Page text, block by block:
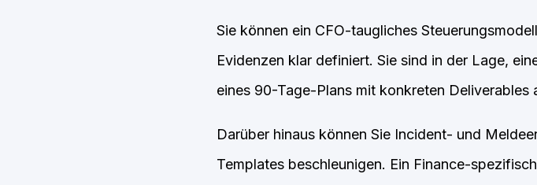
Sie können ein CFO-taugliches
Evidenzen klar definiert. Sie sind in der Lage,
eines 90-Tage-Plans mit konkreten Deliverables
Darüber hinaus können Sie Incident- und
Templates beschleunigen. Ein Finance-